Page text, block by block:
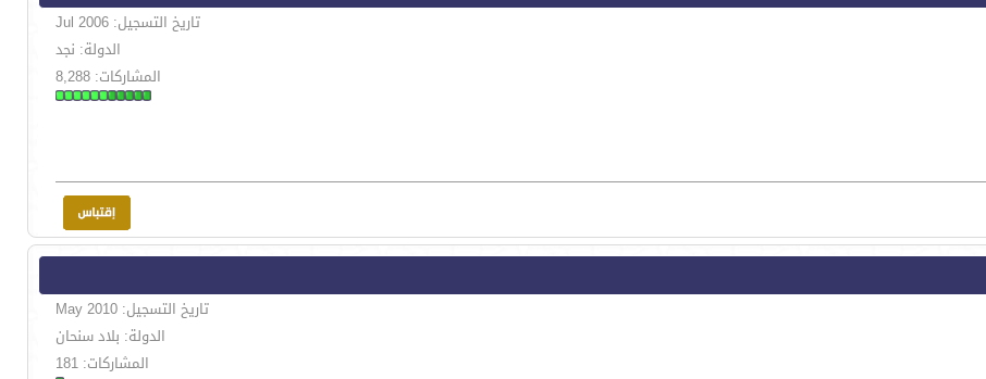
تاريخ التسجيل: Jul 2006
الدولة: نجد
المشاركات: 8,288
تاريخ التسجيل: May 2010
الدولة: بلاد سنحان
المشاركات: 181